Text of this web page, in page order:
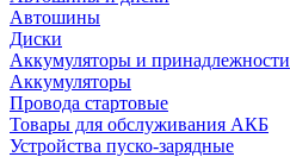
Автошины
Диски
Аккумуляторы и принадлежности
Аккумуляторы
Провода стартовые
Товары для обслуживания АКБ
Устройства пуско-зарядные